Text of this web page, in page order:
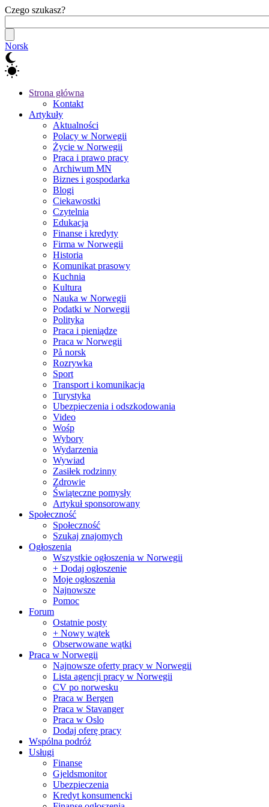
Czego szukasz?
Norsk
Strona główna
Kontakt
Artykuły
Aktualności
Polacy w Norwegii
Życie w Norwegii
Praca i prawo pracy
Archiwum MN
Biznes i gospodarka
Blogi
Ciekawostki
Czytelnia
Edukacja
Finanse i kredyty
Firma w Norwegii
Historia
Komunikat prasowy
Kuchnia
Kultura
Nauka w Norwegii
Podatki w Norwegii
Polityka
Praca i pieniądze
Praca w Norwegii
På norsk
Rozrywka
Sport
Transport i komunikacja
Turystyka
Ubezpieczenia i odszkodowania
Video
Wośp
Wybory
Wydarzenia
Wywiad
Zasiłek rodzinny
Zdrowie
Świąteczne pomysły
Artykuł sponsorowany
Społeczność
Społeczność
Szukaj znajomych
Ogłoszenia
Wszystkie ogłoszenia w Norwegii
+ Dodaj ogłoszenie
Moje ogłoszenia
Najnowsze
Pomoc
Forum
Ostatnie posty
+ Nowy wątek
Obserwowane wątki
Praca w Norwegii
Najnowsze oferty pracy w Norwegii
Lista agencji pracy w Norwegii
CV po norwesku
Praca w Bergen
Praca w Stavanger
Praca w Oslo
Dodaj oferę pracy
Wspólna podróż
Usługi
Finanse
Gjeldsmonitor
Ubezpieczenia
Kredyt konsumencki